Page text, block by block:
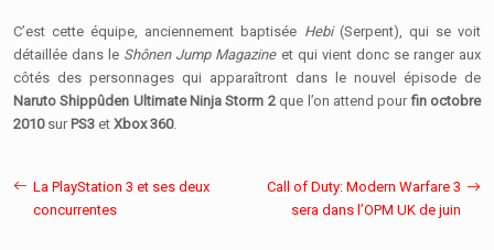
C’est cette équipe, anciennement baptisée Hebi (Serpent), qui se voit
détaillée dans le Shônen Jump Magazineet qui vient donc se ranger aux
côtés des personnages qui apparaîtront dans le nouvel épisode de
Naruto Shippûden Ultimate Ninja Storm 2que l’on attend pourfin octobre
2010surPS3 et Xbox 360.
La PlayStation 3 et ses deux
concurrentes
Call of Duty: Modern Warfare 3
sera dans l’OPM UK de juin